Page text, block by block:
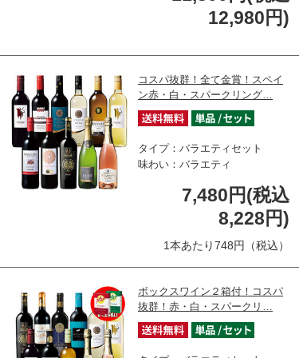
12,980円)
コスパ抜群！全て金賞！スペイ
ン赤・白・スパークリング…
タイプ：バラエティセット
味わい：バラエティ
7,480円(税込
8,228円)
1本あたり748円（税込）
ボックスワイン２箱付！コスパ
抜群！赤・白・スパークリ…